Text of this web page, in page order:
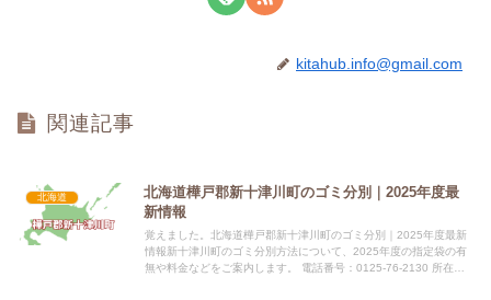
kitahub.info@gmail.com
関連記事
北海道
北海道樺戸郡新十津川町のゴミ分別｜2025年度最
新情報
覚えました。北海道樺戸郡新十津川町のゴミ分別｜2025年度最新
情報新十津川町のゴミ分別方法について、2025年度の指定袋の有
無や料金などをご案内します。 電話番号：0125-76-2130 所在